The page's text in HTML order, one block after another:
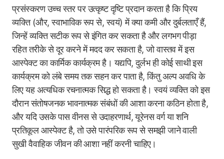
प्रसंस्करण उच्च स्तर पर उत्कृष्ट दृष्टि प्रदान करता है कि प्रिय
व्यक्ति (और, स्वाभाविक रूप से, स्वयं) में क्या कमी और दुर्बलताएँ हैं,
जिन्हें व्यक्ति सटीक रूप से इंगित कर सकता है और लगभग पीड़ा
रहित तरीके से दूर करने में मदद कर सकता है, जो वास्तव में इस
आस्पेक्ट का कार्मिक कार्यक्रम है। यद्यपि, दुर्लभ ही कोई साथी इस
कार्यक्रम को लंबे समय तक सहन कर पाता है, किंतु अल्प अवधि के
लिए यह अत्यधिक रचनात्मक सिद्ध हो सकता है। स्वयं व्यक्ति को इस
दौरान संतोषजनक भावनात्मक संबंधों की आशा करना कठिन होता है,
और यदि उसके पास वीनस से उदाहरणार्थ, यूरेनस वर्ग या शनि
प्रतिकूल आस्पेक्ट है, तो उसे पारंपरिक रूप से समझी जाने वाली
सुखी वैवाहिक जीवन की आशा नहीं करनी चाहिए।